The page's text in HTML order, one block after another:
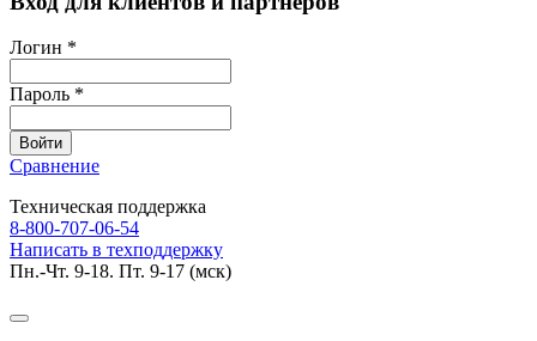
Логин *
Пароль *
Сравнение
Техническая поддержка
8-800-707-06-54
Написать в техподдержку
Пн.-Чт. 9-18. Пт. 9-17 (мск)